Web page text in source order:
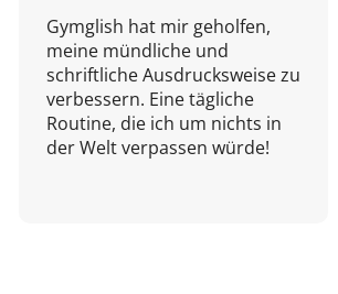
Gymglish hat mir geholfen,
meine mündliche und
schriftliche Ausdrucksweise zu
verbessern. Eine tägliche
Routine, die ich um nichts in
der Welt verpassen würde!